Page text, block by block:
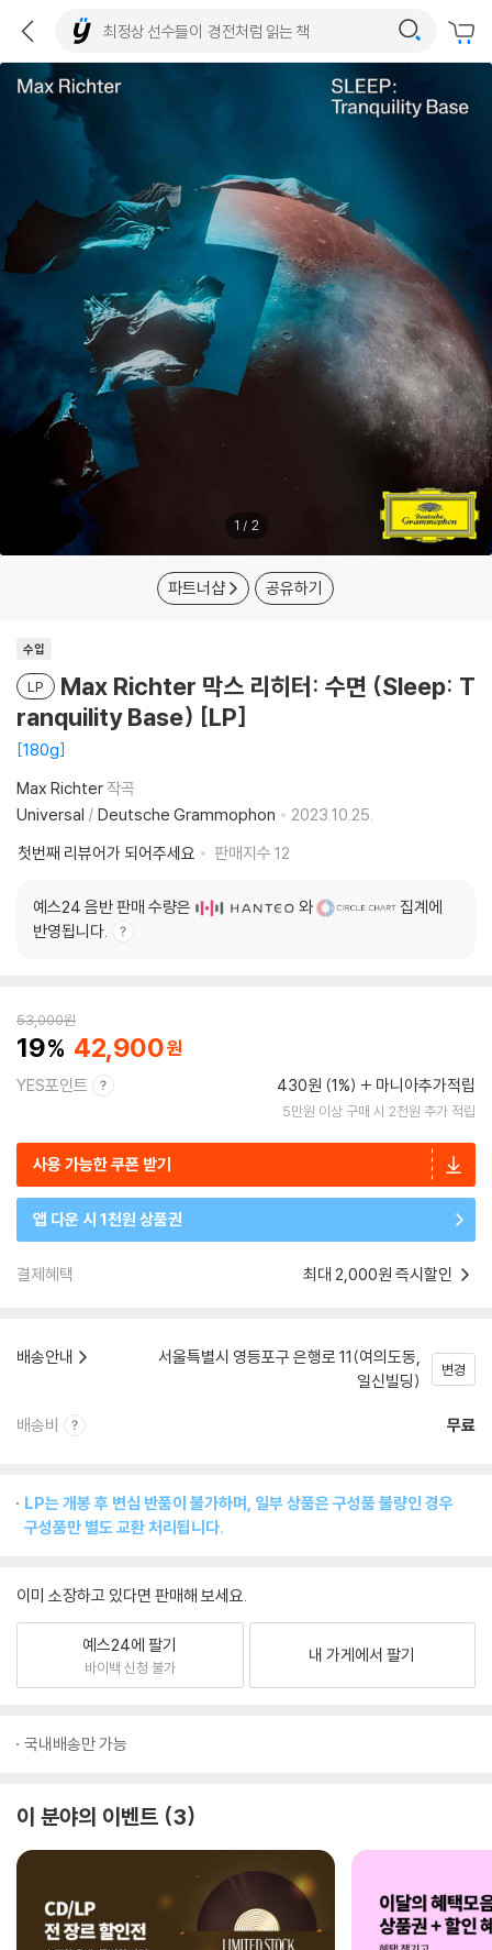
1 / 2
파트너샵 공유하기
수입
LP
Max Richter 막스 리히터: 수면 (Sleep: T
ranquility Base) [LP]
180g
Max Richter 작곡
Universal / Deutsche Grammophon
2023.10.25.
첫번째 리뷰어가 되어주세요
판매지수 12
예스24 음반 판매 수량은 와
집계에
반영됩니다.
53,000원
19 42,900
YES포인트 430원 (1%) 마니아추가적립
5만원 이상 구매 시 2천원 추가 적립
사용 가능한 쿠폰 받기
앱 다운 시 1천원 상품권
결제혜택 최대 2,000원 즉시할인
배송안내
서울특별시 영등포구 은행로 11(여의도동,
일신빌딩)
변경
배송비 무료
LP는 개봉 후 변심 반품이 불가하며, 일부 상품은 구성품 불량인 경우
구성품만 별도 교환 처리됩니다.
이미 소장하고 있다면 판매해 보세요.
예스24에 팔기
바이백 신청 불가
내 가게에서 팔기
국내배송만 가능
이 분야의 이벤트 3